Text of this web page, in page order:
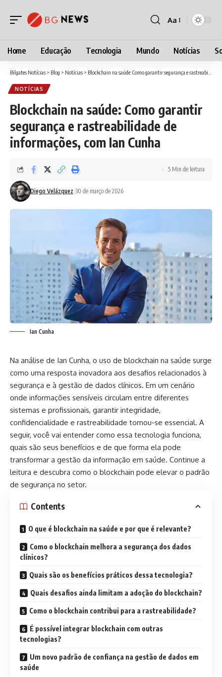
Font
Aa
Home Educação Tecnologia Mundo Notícias
Bilgates Notícias > Blog > Notícias > Blockchain na saúde: Como garantir segurança e rastreabilidade de informações, com Ian Cunha
NOTÍCIAS
Blockchain na saúde: Como garantir
segurança e rastreabilidade de
informações, com Ian Cunha
Diego Velázquez 30 de março de 2026
5 Min de leitura
Ian Cunha
Na análise de Ian Cunha, o uso de blockchain na saúde surge
como uma resposta inovadora aos desafios relacionados à
segurança e à gestão de dados clínicos. Em um cenário
onde informações sensíveis circulam entre diferentes
sistemas e profissionais, garantir integridade,
confidencialidade e rastreabilidade tornou-se essencial. A
seguir, você vai entender como essa tecnologia funciona,
quais são seus benefícios e de que forma ela pode
transformar a gestão da informação em saúde. Continue a
leitura e descubra como o blockchain pode elevar o padrão
de segurança no setor.
Contents
O que é blockchain na saúde e por que é relevante?
Como o blockchain melhora a segurança dos dados
clínicos?
Quais são os benefícios práticos dessa tecnologia?
Quais desafios ainda limitam a adoção do blockchain?
Como o blockchain contribui para a rastreabilidade?
É possível integrar blockchain com outras
tecnologias?
Um novo padrão de confiança na gestão de dados em
saúde